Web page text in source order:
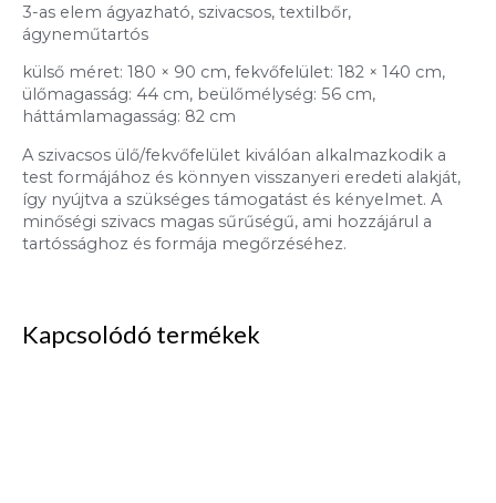
3-as elem ágyazható, szivacsos, textilbőr,
ágyneműtartós
külső méret: 180 × 90 cm, fekvőfelület: 182 × 140 cm,
ülőmagasság: 44 cm, beülőmélység: 56 cm,
háttámlamagasság: 82 cm
A szivacsos ülő/fekvőfelület kiválóan alkalmazkodik a
test formájához és könnyen visszanyeri eredeti alakját,
így nyújtva a szükséges támogatást és kényelmet. A
minőségi szivacs magas sűrűségű, ami hozzájárul a
tartóssághoz és formája megőrzéséhez.
Kapcsolódó termékek